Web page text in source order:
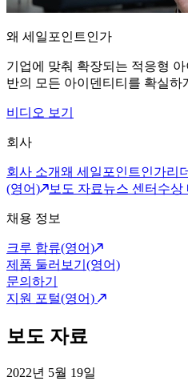
왜 세일포인트인가
기업에 맞춰 확장되는 적응형
반의 모든 아이덴티티를 확실하
비디오 보기
회사
회사 소개왜 세일포인트인가리
(영어)
보도 자료뉴스 센터 수상
채용 정보
크루 합류(영어)
제품 둘러보기(영어)
문의하기
지원 포털(영어)
보도 자료
2022년 5월 19일